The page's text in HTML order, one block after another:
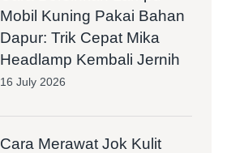
Mobil Kuning Pakai Bahan
Dapur: Trik Cepat Mika
Headlamp Kembali Jernih
16 July 2026
Cara Merawat Jok Kulit